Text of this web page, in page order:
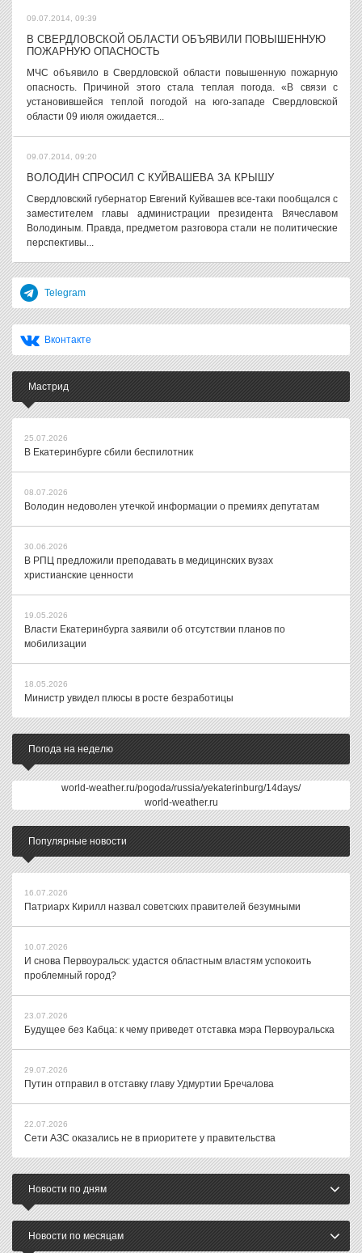
09.07.2014, 09:39
В СВЕРДЛОВСКОЙ ОБЛАСТИ ОБЪЯВИЛИ ПОВЫШЕННУЮ
ПОЖАРНУЮ ОПАСНОСТЬ
МЧС объявило в Свердловской области повышенную пожарную
опасность. Причиной этого стала теплая погода. «В связи с
установившейся теплой погодой на юго-западе Свердловской
области 09 июля ожидается...
09.07.2014, 09:20
ВОЛОДИН СПРОСИЛ С КУЙВАШЕВА ЗА КРЫШУ
Свердловский губернатор Евгений Куйвашев все-таки пообщался с
заместителем главы администрации президента Вячеславом
Володиным. Правда, предметом разговора стали не политические
перспективы...
Telegram
Вконтакте
Мастрид
25.07.2026
В Екатеринбурге сбили беспилотник
08.07.2026
Володин недоволен утечкой информации о премиях депутатам
30.06.2026
В РПЦ предложили преподавать в медицинских вузах
христианские ценности
19.05.2026
Власти Екатеринбурга заявили об отсутствии планов по
мобилизации
18.05.2026
Министр увидел плюсы в росте безработицы
Погода на неделю
world-weather.ru/pogoda/russia/yekaterinburg/14days/
world-weather.ru
Популярные новости
16.07.2026
Патриарх Кирилл назвал советских правителей безумными
10.07.2026
И снова Первоуральск: удастся областным властям успокоить
проблемный город?
23.07.2026
Будущее без Кабца: к чему приведет отставка мэра Первоуральска
29.07.2026
Путин отправил в отставку главу Удмуртии Бречалова
22.07.2026
Сети АЗС оказались не в приоритете у правительства
Новости по дням
Новости по месяцам